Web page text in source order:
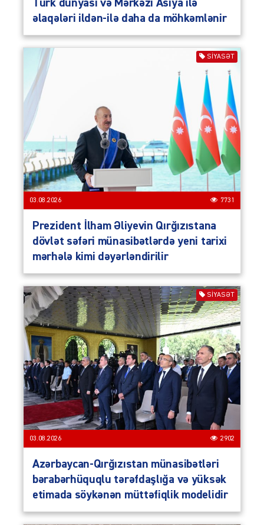
Türk dünyası və Mərkəzi Asiya ilə
əlaqələri ildən-ilə daha da möhkəmlənir
SIYASƏT
03.08.2026 7731
Prezident İlham Əliyevin Qırğızıstana
dövlət səfəri münasibətlərdə yeni tarixi
mərhələ kimi dəyərləndirilir
SIYASƏT
03.08.2026 2902
Azərbaycan-Qırğızıstan münasibətləri
bərabərhüquqlu tərəfdaşlığa və yüksək
etimada söykənən müttəfiqlik modelidir